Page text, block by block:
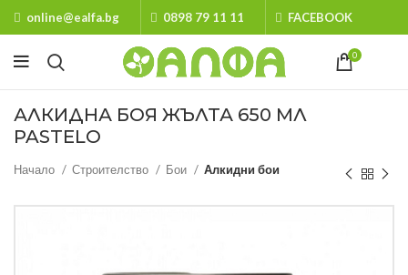
online@ealfa.bg 0898 79 11 11 FACEBOOK
0
АЛКИДНА БОЯ ЖЪЛТА 650 МЛ
PASTELO
Начало Строителство Бои Алкидни бои